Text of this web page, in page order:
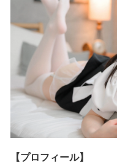
【プロフィール】